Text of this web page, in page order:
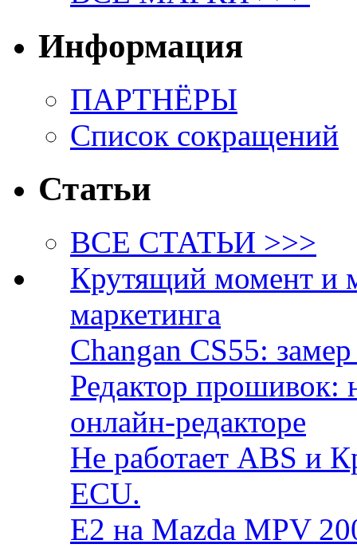
Информация
ПАРТНЁРЫ
Список сокращений
Статьи
ВСЕ СТАТЬИ >>>
Крутящий момент и
маркетинга
Changan CS55:
Редактор прошивок:
онлайн-редакторе
Не работает ABS и
ECU.
E2 на Mazda MPV